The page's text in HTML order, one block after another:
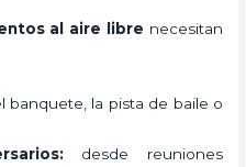
al aire libre necesitan
banquete, la pista de baile o
desde reuniones